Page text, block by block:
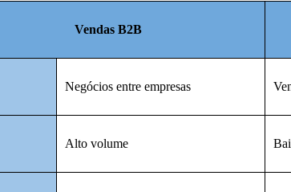
Vendas B2B
Negócios entre empresas
Alto volume